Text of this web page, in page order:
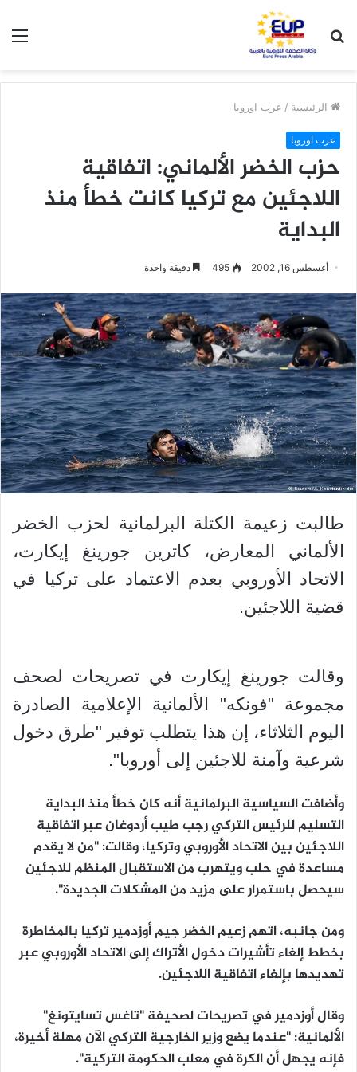
عن
الرئيسية / عرب اوروبا
عرب اوروبا
حزب الخضر الألماني: اتفاقية
اللاجئين مع تركيا كانت خطأ منذ
البداية
أغسطس 16, 2002 495 دقيقة واحدة
طالبت زعيمة الكتلة البرلمانية لحزب الخضر
الألماني المعارض، كاترين جورينغ إيكارت،
الاتحاد الأوروبي بعدم الاعتماد على تركيا في
قضية اللاجئين.
وقالت جورينغ إيكارت في تصريحات لصحف
مجموعة "فونكه" الألمانية الإعلامية الصادرة
اليوم الثلاثاء، إن هذا يتطلب توفير "طرق دخول
شرعية وآمنة للاجئين إلى أوروبا".
وأضافت السياسية البرلمانية أنه كان خطأ منذ البداية
التسليم للرئيس التركي رجب طيب أردوغان عبر اتفاقية
اللاجئين بين الاتحاد الأوروبي وتركيا، وقالت: "من لا يقدم
مساعدة في حلب ويتهرب من الاستقبال المنظم للاجئين
سيحصل باستمرار على مزيد من المشكلات الجديدة".
ومن جانبه، اتهم زعيم الخضر جيم أوزدمير تركيا بالمخاطرة
بخطط إلغاء تأشيرات دخول الأتراك إلى الاتحاد الأوروبي عبر
تهديدها بإلغاء اتفاقية اللاجئين.
وقال أوزدمير في تصريحات لصحيفة "تاغس تسايتونغ"
الألمانية: "عندما يضع وزير الخارجية التركي الآن مهلة أخيرة،
فإنه يجهل أن الكرة في معلب الحكومة التركية".